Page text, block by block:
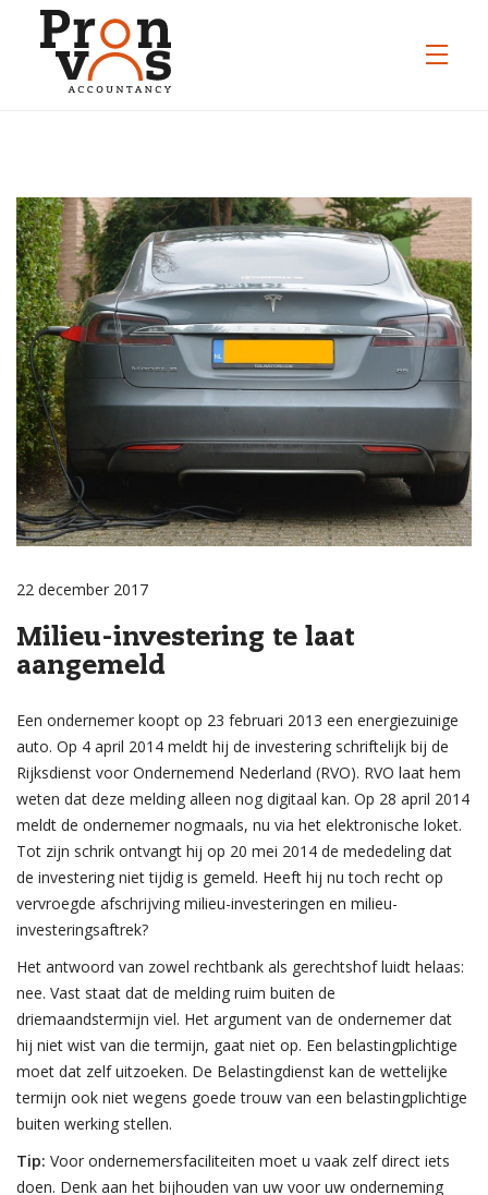
22 december 2017
Milieu-investering te laat
aangemeld
Een ondernemer koopt op 23 februari 2013 een energiezuinige
auto. Op 4 april 2014 meldt hij de investering schriftelijk bij de
Rijksdienst voor Ondernemend Nederland (RVO). RVO laat hem
weten dat deze melding alleen nog digitaal kan. Op 28 april 2014
meldt de ondernemer nogmaals, nu via het elektronische loket.
Tot zijn schrik ontvangt hij op 20 mei 2014 de mededeling dat
de investering niet tijdig is gemeld. Heeft hij nu toch recht op
vervroegde afschrijving milieu-investeringen en milieu-
investeringsaftrek?
Het antwoord van zowel rechtbank als gerechtshof luidt helaas:
nee. Vast staat dat de melding ruim buiten de
driemaandstermijn viel. Het argument van de ondernemer dat
hij niet wist van die termijn, gaat niet op. Een belastingplichtige
moet dat zelf uitzoeken. De Belastingdienst kan de wettelijke
termijn ook niet wegens goede trouw van een belastingplichtige
buiten werking stellen.
Tip: Voor ondernemersfaciliteiten moet u vaak zelf direct iets
doen. Denk aan het bijhouden van uw voor uw onderneming